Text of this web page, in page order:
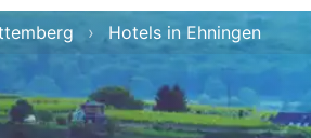
Hotels in Ehningen